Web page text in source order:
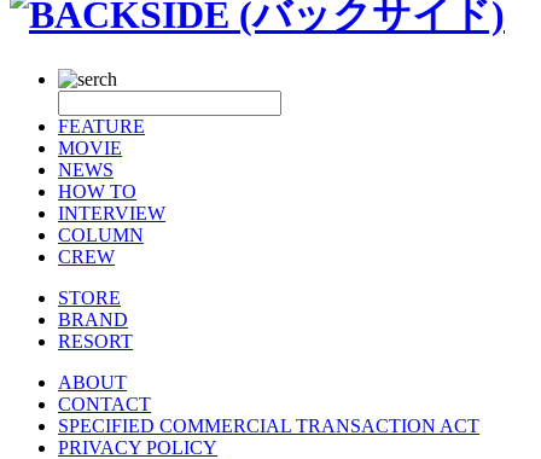
FEATURE
MOVIE
NEWS
HOW TO
INTERVIEW
COLUMN
CREW
STORE
BRAND
RESORT
ABOUT
CONTACT
SPECIFIED COMMERCIAL TRANSACTION ACT
PRIVACY POLICY